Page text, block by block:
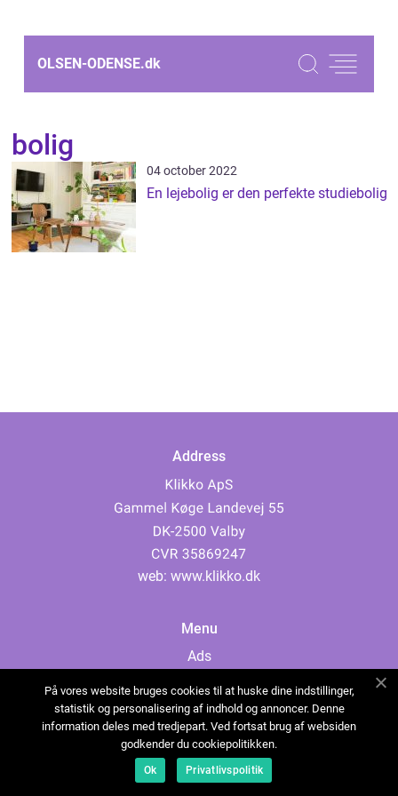
OLSEN-ODENSE.dk
bolig
04 october 2022
En lejebolig er den perfekte studiebolig
Address
web: www.klikko.dk
Menu
Ads
Cookies
Contact
Sitemap
På vores website bruges cookies til at huske dine indstillinger,
statistik og personalisering af indhold og annoncer. Denne
information deles med tredjepart. Ved fortsat brug af websiden
godkender du cookiepolitikken.
Ok Privatlivspolitik